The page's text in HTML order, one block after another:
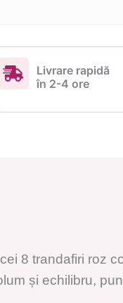
Livrare rapidă
în 2-4 ore
8 trandafiri roz
și echilibru,